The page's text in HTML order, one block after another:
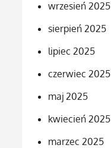
wrzesień 2025
sierpień 2025
lipiec 2025
czerwiec 2025
maj 2025
kwiecień 2025
marzec 2025